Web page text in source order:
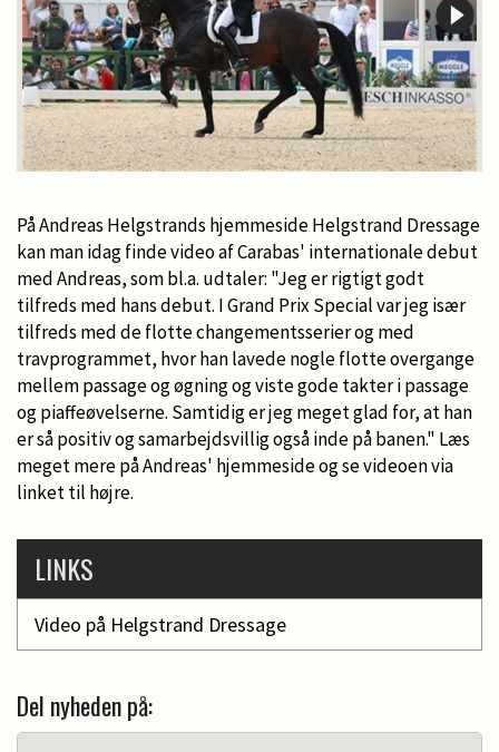
På Andreas Helgstrands hjemmeside Helgstrand Dressage
kan man idag finde video af Carabas' internationale debut
med Andreas, som bl.a. udtaler: "Jeg er rigtigt godt
tilfreds med hans debut. I Grand Prix Special var jeg især
tilfreds med de flotte changementsserier og med
travprogrammet, hvor han lavede nogle flotte overgange
mellem passage og øgning og viste gode takter i passage
og piaffeøvelserne. Samtidig er jeg meget glad for, at han
er så positiv og samarbejdsvillig også inde på banen." Læs
meget mere på Andreas' hjemmeside og se videoen via
linket til højre.
LINKS
Video på Helgstrand Dressage
Del nyheden på: